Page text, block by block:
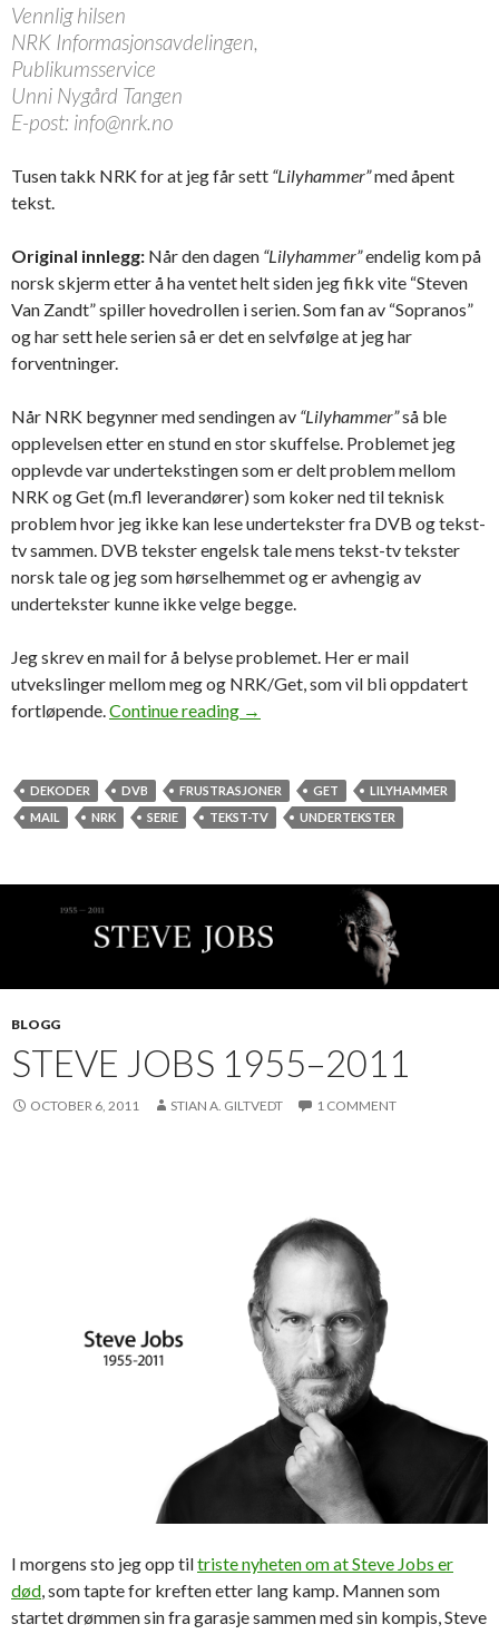
Vennlig hilsen
NRK Informasjonsavdelingen,
Publikumsservice
Unni Nygård Tangen
E-post: info@nrk.no
Tusen takk NRK for at jeg får sett “Lilyhammer”med åpent
tekst.
Original innlegg: Når den dagen “Lilyhammer”endelig kom på
norsk skjerm etter å ha ventet helt siden jeg fikk vite “Steven
Van Zandt” spiller hovedrollen i serien. Som fan av “Sopranos”
og har sett hele serien så er det en selvfølge at jeg har
forventninger.
Når NRK begynner med sendingen av “Lilyhammer”så ble
opplevelsen etter en stund en stor skuffelse. Problemet jeg
opplevde var undertekstingen som er delt problem mellom
NRK og Get (m.fl leverandører) som koker ned til teknisk
problem hvor jeg ikke kan lese undertekster fra DVB og tekst-
tv sammen. DVB tekster engelsk tale mens tekst-tv tekster
norsk tale og jeg som hørselhemmet og er avhengig av
undertekster kunne ikke velge begge.
Jeg skrev en mail for å belyse problemet. Her er mail
utvekslinger mellom meg og NRK/Get, som vil bli oppdatert
fortløpende. Continue reading →
DEKODER DVB FRUSTRASJONER GET
LILYHAMMER
MAIL
NRK SERIE TEKST-TV UNDERTEKSTER
BLOGG
STEVE JOBS 1955–2011
OCTOBER 6, 2011 STIAN A. GILTVEDT 1 COMMENT
I morgens sto jeg opp tiltriste nyheten om at Steve Jobs er
død, som tapte for kreften etter lang kamp. Mannen som
startet drømmen sin fra garasje sammen med sin kompis, Steve